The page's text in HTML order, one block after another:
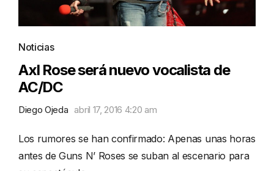
Noticias
Axl Rose será nuevo vocalista de
AC/DC
Diego Ojeda abril 17, 2016 4:20 am
Los rumores se han confirmado: Apenas unas horas
antes de Guns N’ Roses se suban al escenario para